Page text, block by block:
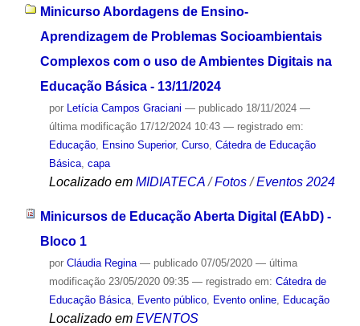
Minicurso Abordagens de Ensino-
Aprendizagem de Problemas Socioambientais
Complexos com o uso de Ambientes Digitais na
Educação Básica - 13/11/2024
por Letícia Campos Graciani — publicado18/11/2024 —
última modificação17/12/2024 10:43 — registrado em:
Educação, Ensino Superior, Curso, Cátedra de Educação
Básica, capa
Localizado em MIDIATECA /Fotos /Eventos 2024
Minicursos de Educação Aberta Digital (EAbD) -
Bloco 1
por Cláudia Regina — publicado07/05/2020 — última
modificação23/05/2020 09:35 — registrado em: Cátedra de
Educação Básica, Evento público, Evento online, Educação
Localizado em EVENTOS